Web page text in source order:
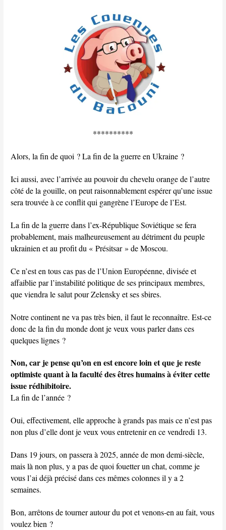
**********
Alors, la fin de quoi ? La fin de la guerre en Ukraine ?
Ici aussi, avec l’arrivée au pouvoir du chevelu orange de l’autre
côté de la gouille, on peut raisonnablement espérer qu’une issue
sera trouvée à ce conflit qui gangrène l’Europe de l’Est.
La fin de la guerre dans l’ex-République Soviétique se fera
probablement, mais malheureusement au détriment du peuple
ukrainien et au profit du « Présitsar » de Moscou.
Ce n’est en tous cas pas de l’Union Européenne, divisée et
affaiblie par l’instabilité politique de ses principaux membres,
que viendra le salut pour Zelensky et ses sbires.
Notre continent ne va pas très bien, il faut le reconnaître. Est-ce
donc de la fin du monde dont je veux vous parler dans ces
quelques lignes ?
Non, car je pense qu’on en est encore loin et que je reste
optimiste quant à la faculté des êtres humains à éviter cette
issue rédhibitoire.
La fin de l’année ?
Oui, effectivement, elle approche à grands pas mais ce n’est pas
non plus d’elle dont je veux vous entretenir en ce vendredi 13.
Dans 19 jours, on passera à 2025, année de mon demi-siècle,
mais là non plus, y a pas de quoi fouetter un chat, comme je
vous l’ai déjà précisé dans ces mêmes colonnes il y a 2
semaines.
Bon, arrêtons de tourner autour du pot et venons-en au fait, vous
voulez bien ?